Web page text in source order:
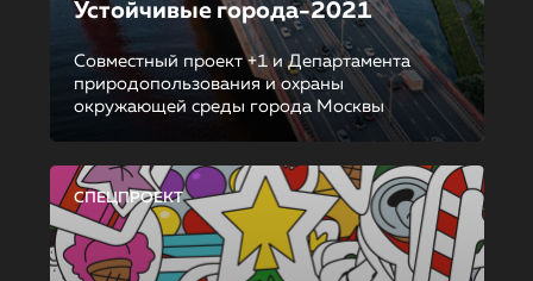
Устойчивые города-2021
Совместный проект +1 и Департамента
природопользования и охраны
окружающей среды города Москвы
СПЕЦПРОЕКТ